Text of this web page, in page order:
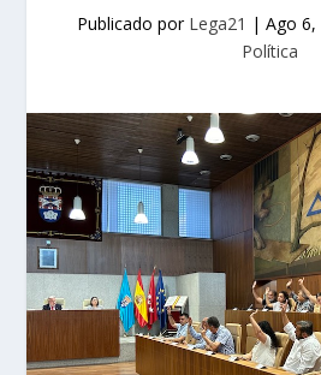
Publicado por Lega21 | Ago 6,
Política